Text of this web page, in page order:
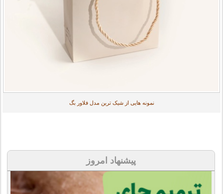
نمونه هایی از شیک ترین مدل فلاور بگ
پیشنهاد امروز